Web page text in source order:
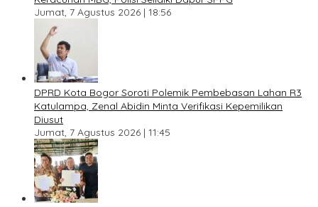
Jumat, 7 Agustus 2026 | 18:56
DPRD Kota Bogor Soroti Polemik Pembebasan Lahan R3
Katulampa, Zenal Abidin Minta Verifikasi Kepemilikan
Diusut
Jumat, 7 Agustus 2026 | 11:45